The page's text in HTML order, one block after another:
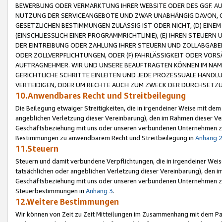
BEWERBUNG ODER VERMARKTUNG IHRER WEBSITE ODER DES GGF.
NUTZUNG DER SERVICEANGEBOTE UND ZWAR UNABHÄNGIG
GESETZLICHEN BESTIMMUNGEN ZULÄSSIG IST ODER NICHT, (D)
(EINSCHLIESSLICH EINER PROGRAMMRICHTLINIE), (E) IHREN
DER EINTREIBUNG ODER ZAHLUNG IHRER STEUERN UND
ODER ZOLLVERPFLICHTUNGEN, ODER (F) FAHRLÄSSIGKEIT ODER
AUFTRAGNEHMER. WIR UND UNSERE BEAUFTRAGTEN KÖNNEN IM
GERICHTLICHE SCHRITTE EINLEITEN UND JEDE PROZESSUALE
VERTEIDIGEN, ODER UM RECHTE AUCH ZUM ZWECK DER
10.Anwendbares Recht und Streitbeilegung
Die Beilegung etwaiger Streitigkeiten, die in irgendeiner Weise mit
angeblichen Verletzung dieser Vereinbarung), den im Rahmen dieser
Geschäftsbeziehung mit uns oder unseren verbundenen
Bestimmungen zu anwendbarem Recht und Streitbeilegung in Anhang 2
11.Steuern
Steuern und damit verbundene Verpflichtungen, die in irgendeiner
tatsächlichen oder angeblichen Verletzung dieser Vereinbarung), den
Geschäftsbeziehung mit uns oder unseren verbundenen
Steuerbestimmungen in Anhang 3.
12.Weitere Bestimmungen
Wir können von Zeit zu Zeit Mitteilungen im Zusammenhang mit dem